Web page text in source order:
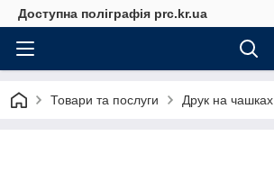
Доступна поліграфія prc.kr.ua
Товари та послуги Друк на чашках